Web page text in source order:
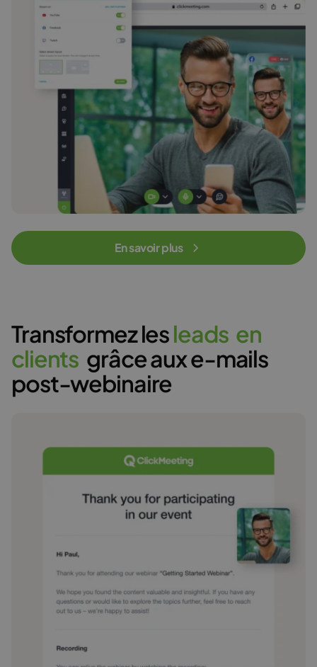
En savoir plus
Transformez lesleads en
clients grâce aux e-mails
post-webinaire